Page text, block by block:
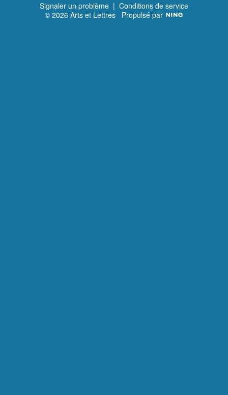
Signaler un problème | Conditions de service
© 2026 Arts et Lettres Propulsé par